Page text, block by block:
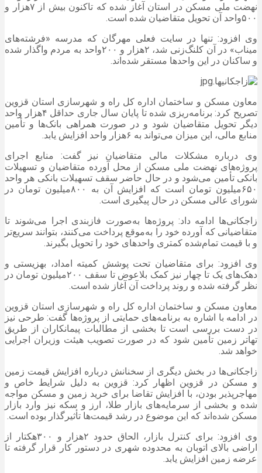
نهضت ملی مسکن در استان آغاز شده که تاکنون بیش از ۷هزار و
۵۰۰واحد آن تحویل متقاضیان شده است.
وی افزود: تنها در سایت فعلی مهرگان که مدرسه «فرشته‌های
میناب» در آن کلنگ‌زنی شد، ۲هزار و ۲۰۰واحد به مردم واگذار شده
و ساکنان در این واحدها مستقر شده‌اند.
معاون مسکن و ساختمان اداره کل راه و شهرسازی استان قزوین
تصریح کرد: برنامه‌ریزی شده تا پایان سال جاری حداقل ۴هزار واحد
دیگر تحویل متقاضیان شود و در صورت همراهی بانک‌ها و تأمین
منابع مالی، این میزان می‌تواند به ۶هزار واحد افزایش یابد.
وی درباره مشکلات مالی متقاضیان نیز گفت: منابع اجرای
پروژه‌های نهضت ملی مسکن از محل آورده متقاضیان و تسهیلات
بانکی تأمین می‌شود و در حال حاضر سقف تسهیلات بانکی هر واحد
۶۵۰میلیون تومان است که افزایش آن به ۸۰۰میلیون تومان در
شورای عالی مسکن در حال پیگیری است.
زاجکانی‌ها ادامه داد: پروژه‌ها به‌صورت فازبندی اجرا می‌شوند تا
متقاضیانی که آورده خود را به‌موقع پرداخت می‌کنند، بتوانند سریع‌تر
و با قیمت تمام‌شده کمتری واحدهای خود را تحویل بگیرند.
وی افزود: برای متقاضیان تحت پوشش کمیته امداد، بهزیستی و
دهک‌های یک تا چهار نیز کمک بلاعوض تا سقف ۲۰۰میلیون تومان در
نظر گرفته شده و روند پرداخت آن آغاز شده است.
معاون مسکن و ساختمان اداره کل راه و شهرسازی استان قزوین
در ادامه با اشاره به برنامه‌های حمایتی از پروژه‌ها گفت: طرحی نیز
در دست بررسی است تا بخشی از مطالبات پیمانکاران از طریق
تهاتر زمین تأمین شود که در صورت تصویب هیئت وزیران اجرایی
خواهد شد.
زاجکانی‌ها در بخش دیگری از سخنانش درباره افزایش قیمت زمین
و مسکن در قزوین اظهار کرد: قزوین به دلیل شرایط خاص و
مهاجرپذیر بودن، با افزایش تقاضا برای خرید زمین و مسکن مواجه
شده و بخشی از سرمایه‌های بازار طلا، ارز و سکه نیز وارد بازار
مسکن شده‌اند که این موضوع در رشد قیمت‌ها تأثیرگذار بوده است.
وی افزود: برای کنترل بازار، الحاق حدود ۲هزار و ۳۰۰هکتار از
اراضی بالای اتوبان به محدوده شهری در دستور کار قرار گرفته تا
عرضه زمین افزایش یابد.